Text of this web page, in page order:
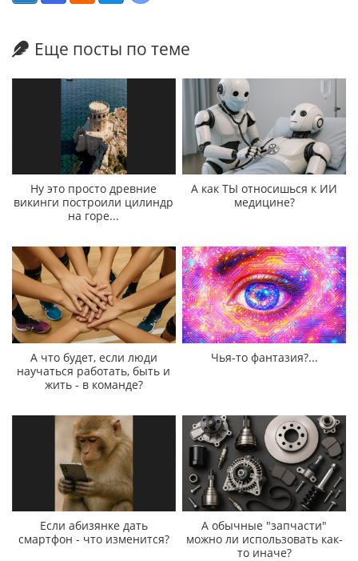
Еще посты по теме
Ну это просто древние
викинги построили цилиндр
на горе...
А как ТЫ относишься к ИИ
медицине?
А что будет, если люди
научаться работать, быть и
жить - в команде?
Чья-то фантазия?...
Если абизянке дать
смартфон - что изменится?
А обычные "запчасти"
можно ли использовать как-
то иначе?